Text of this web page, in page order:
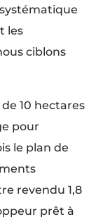
les
ciblons
10 hectares
pour
le plan de
revendu 1,8
prêt à